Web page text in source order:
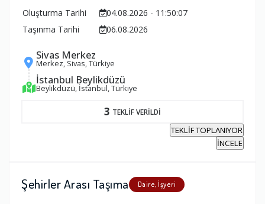
Oluşturma Tarihi
04.08.2026 - 11:50:07
Taşınma Tarihi
06.08.2026
Sivas Merkez
Merkez, Sivas, Türkiye
İstanbul Beylikdüzü
Beylikdüzü, İstanbul, Türkiye
3 TEKLİF VERİLDİ
TEKLİF TOPLANIYOR
İNCELE
Şehirler Arası Taşıma Daire, İşyeri